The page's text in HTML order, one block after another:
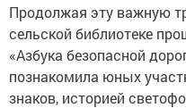
Продолжая эту важную
сельской библиотеке
«Азбука безопасной
познакомила юных
знаков, историей